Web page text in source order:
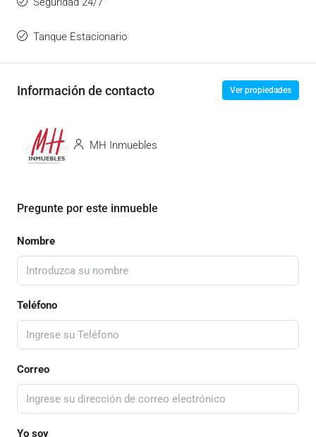
Tanque Estacionario
Información de contacto Ver propiedades
MH Inmuebles
Pregunte por este inmueble
Nombre
Teléfono
Correo
Yo soy